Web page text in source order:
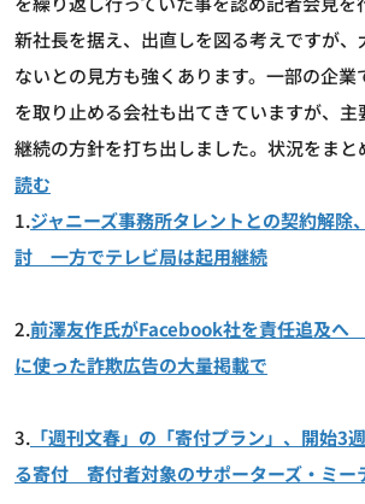
新社長を据え、出直しを図る考えですが、
ないとの見方も強くあります。一部の企業
を取り止める会社も出てきていますが、
継続の方針を打ち出しました。状況をまと
読む
1.ジャニーズ事務所タレントとの契約解除
討 一方でテレビ局は起用継続
2.前澤友作氏がFacebook社を責任追及へ
に使った詐欺広告の大量掲載で
3. 「週刊文春」の「寄付プラン」、開始3
る寄付 寄付者対象のサポーターズ・ミー